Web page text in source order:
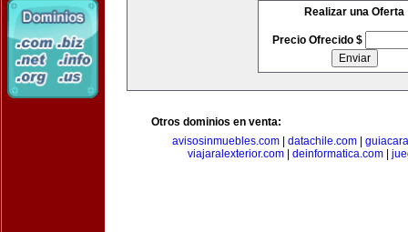
Realizar una Oferta
Precio Ofrecido $
Otros dominios en venta:
avisosinmuebles.com
datachile.com
viajaralexterior.com| deinformatica.com|